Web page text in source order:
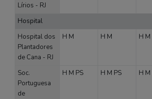
Lírios - RJ
Hospital
Hospital dos
Plantadores
de Cana - RJ
H M H M H M
Soc.
Portuguesa
de
H M PS H M PS H M